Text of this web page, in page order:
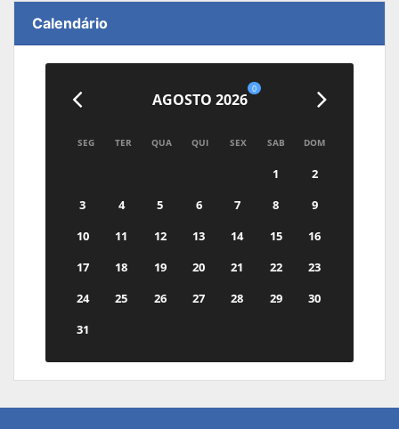
Calendário
AGOSTO 2026
0
SEG TER QUA QUI SEX SAB DOM
1
2
3
4 5 6 7 8
9
10
11 12 13 14 15
16
17
18 19 20 21 22
23
24
25 26 27 28 29
30
31